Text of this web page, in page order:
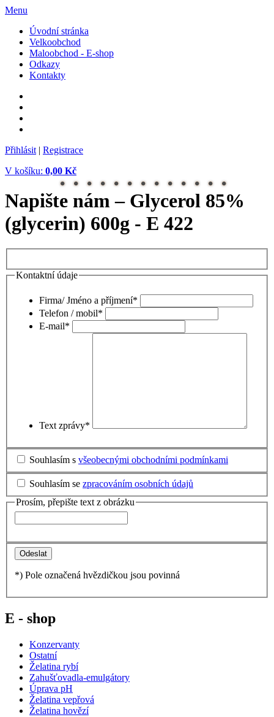
Menu
Úvodní stránka
Velkoobchod
Maloobchod - E-shop
Odkazy
Kontakty
Přihlásit | Registrace
V košíku: 0,00 Kč
Napište nám – Glycerol 85%
(glycerin) 600g - E 422
Kontaktní údaje
Firma/ Jméno a příjmení*
Telefon / mobil*
E-mail*
Text zprávy*
Souhlasím s všeobecnými obchodními podmínkami
Souhlasím se zpracováním osobních údajů
Prosím, přepište text z obrázku
*) Pole označená hvězdičkou jsou povinná
E - shop
Konzervanty
Ostatní
Želatina rybí
Zahušťovadla-emulgátory
Úprava pH
Želatina vepřová
Želatina hovězí